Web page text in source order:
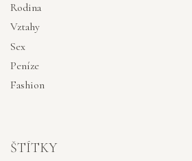
Rodina
Vztahy
Sex
Peníze
Fashion
ŠTÍTKY